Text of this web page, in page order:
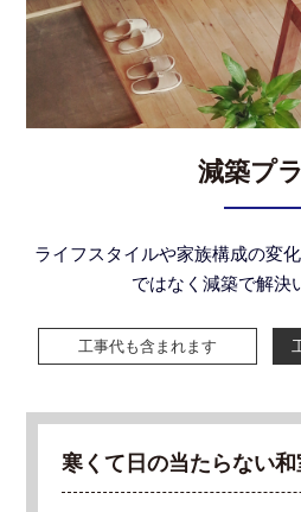
減築プ
ライフスタイルや家族構成の変
ではなく減築で解決
工事代も含まれます
寒くて日の当たらない和